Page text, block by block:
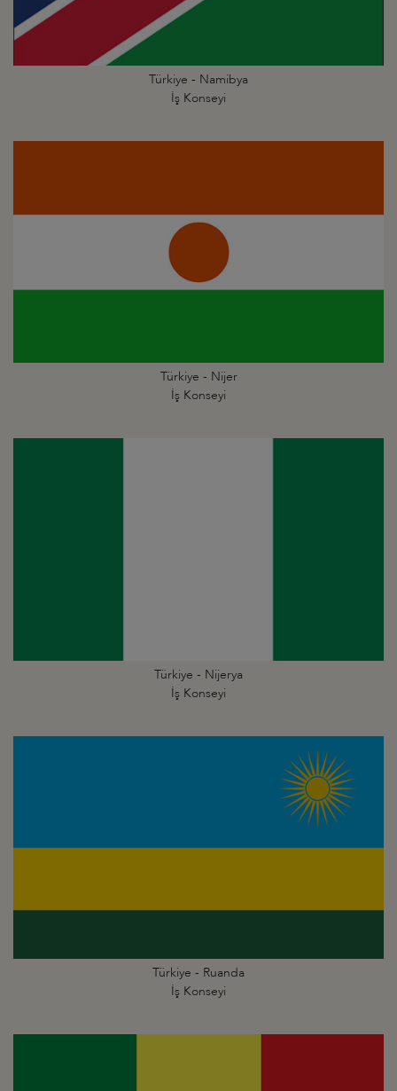
Türkiye - Namibya
İş Konseyi
Türkiye - Nijer
İş Konseyi
Türkiye - Nijerya
İş Konseyi
Türkiye - Ruanda
İş Konseyi